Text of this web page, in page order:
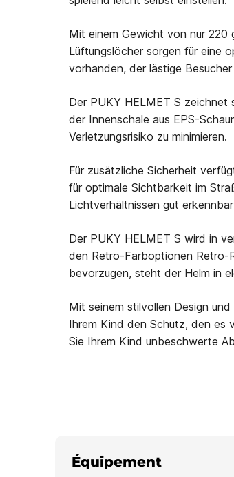
Mit einem Gewicht von nur 220
Lüftungslöcher sorgen für eine
vorhanden, der lästige
Der PUKY HELMET S
der Innenschale aus EPS-
Verletzungsrisiko zu minimieren.
Für zusätzliche Sicherheit
für optimale Sichtbarkeit im
Lichtverhältnissen gut
Der PUKY HELMET S wird in
den Retro-Farboptionen Retro-
bevorzugen, steht der Helm in
Mit seinem stilvollen Design
Ihrem Kind den Schutz, den es
Sie Ihrem Kind unbeschwerte
Équipement